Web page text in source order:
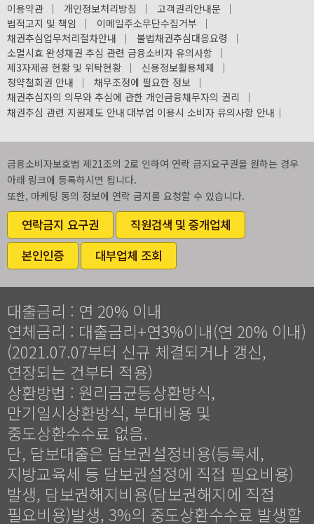
이용약관 ｜ 개인정보처리방침 ｜ 고객권리안내문 ｜
법적고지 및 책임 ｜ 이메일주소무단수집거부 ｜
채권추심업무처리절차안내 ｜ 불법채권추심대응요령 ｜
소멸시효 완성채권 추심 관련 금융소비자 유의사항 ｜
제3자제공 현황 및 위탁현황 ｜ 신용정보활용체제 ｜
청약철회권 안내 ｜ 채무조정에 필요한 정보 ｜
채권추심자의 의무와 추심에 관한 개인금융채무자의 권리 ｜
채권추심 관련 지원제도 안내 대부업 이용시 소비자 유의사항 안내 ｜
금융소비자보호법 제21조의 2로 인하여 연락 금지요구권을 원하는 경우
아래 링크에 등록하시면 됩니다.
또한, 마케팅 동의 정보에 연락 금지를 요청할 수 있습니다.
연락금지 요구권
직원검색 및 중개업체
본인인증
대부업체 조회
대출금리 : 연 20% 이내
연체금리 : 대출금리+연3%이내(연 20% 이내)
(2021.07.07부터 신규 체결되거나 갱신,
연장되는 건부터 적용)
상환방법 : 원리금균등상환방식,
만기일시상환방식, 부대비용 및
중도상환수수료 없음.
단, 담보대출은 담보권설정비용(등록세,
지방교육세 등 담보권설정에 직접 필요비용)
발생, 담보권해지비용(담보권해지에 직접
필요비용)발생, 3%의 중도상환수수료 발생할